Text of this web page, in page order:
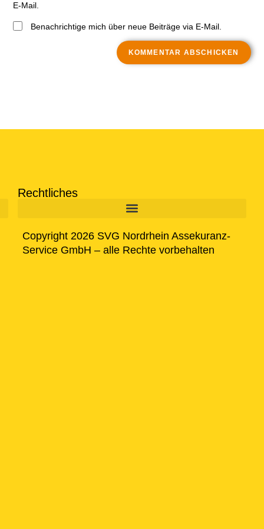
E-Mail.
Benachrichtige mich über neue Beiträge via E-Mail.
Rechtliches
Copyright 2026 SVG Nordrhein Assekuranz-
Service GmbH – alle Rechte vorbehalten